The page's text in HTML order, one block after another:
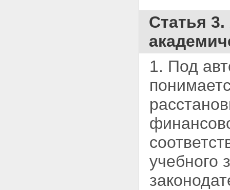
Статья
1. Под
учебного